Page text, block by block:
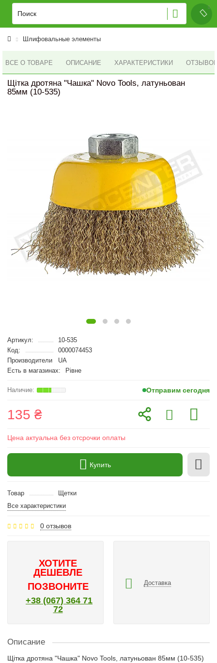
Шлифовальные элементы
ВСЕ О ТОВАРЕ ОПИСАНИЕ ХАРАКТЕРИСТИКИ ОТЗЫВОВ
Щітка дротяна "Чашка" Novo Tools, латуньован
85мм (10-535)
Артикул:
10-535
Код:
0000074453
Производители
UA
Есть в магазинах:
Рівне
Отправим сегодня
135 ₴
Цена актуальна без отсрочки оплаты
Купить
Товар
Щетки
Все характеристики
0 отзывов
ХОТИТЕ
ДЕШЕВЛЕ
ПОЗВОНИТЕ
+38 (067) 364 71
72
Доставка
Описание
Щітка дротяна "Чашка" Novo Tools, латуньован 85мм (10-535)